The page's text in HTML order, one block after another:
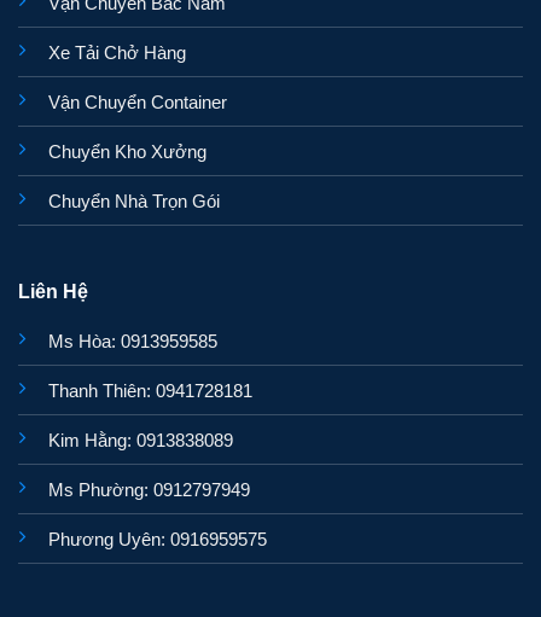
Xe Tải Chở Hàng
Vận Chuyển Container
Chuyển Kho Xưởng
Chuyển Nhà Trọn Gói
Liên Hệ
Ms Hòa: 0913959585
Thanh Thiên: 0941728181
Kim Hằng: 0913838089
Ms Phường: 0912797949
Phương Uyên: 0916959575